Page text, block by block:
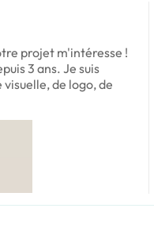
projet m'intéresse !
3 ans. Je suis
de logo, de